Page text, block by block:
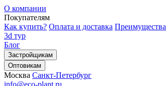
О компании
Покупателям
Как купить? Оплата и доставка Преимущества
3d тур
Блог
Застройщикам
Оптовикам
Москва Санкт-Петербург
info@eco-plant.ru